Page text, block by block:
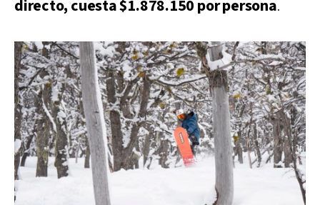
directo, cuesta $1.878.150 por persona.